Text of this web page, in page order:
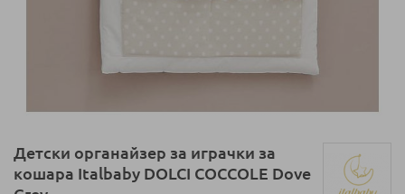
Преминете
към
началото
Детски органайзер за играчки за
кошара Italbaby DOLCI COCCOLE Dove